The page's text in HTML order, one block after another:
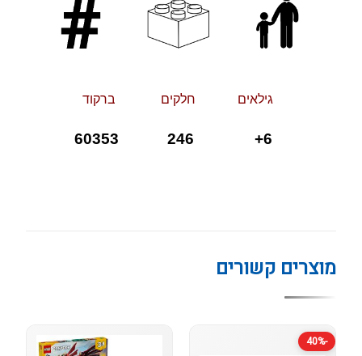
גילאים חלקים ברקוד
6+ 246 60353
מוצרים קשורים
-40%